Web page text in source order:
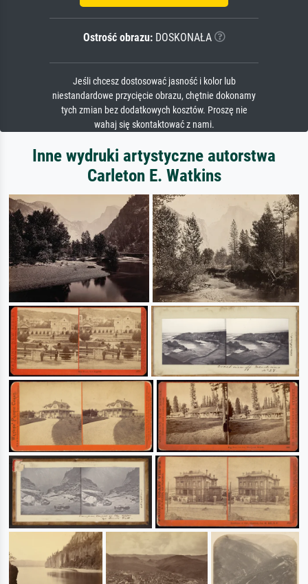
Ostrość obrazu:DOSKONAŁA
Jeśli chcesz dostosować jasność i kolor lub
niestandardowe przycięcie obrazu, chętnie dokonamy
tych zmian bez dodatkowych kosztów. Proszę nie
wahaj się skontaktować z nami.
Inne wydruki artystyczne autorstwa
Carleton E. Watkins